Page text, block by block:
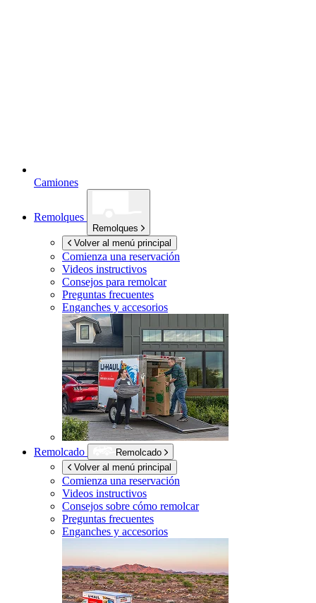
Camiones
Remolques
Remolques
Volver al menú principal
Comienza una reservación
Videos instructivos
Consejos para remolcar
Preguntas frecuentes
Enganches y accesorios
Remolcado
Remolcado
Volver al menú principal
Comienza una reservación
Videos instructivos
Consejos sobre cómo remolcar
Preguntas frecuentes
Enganches y accesorios